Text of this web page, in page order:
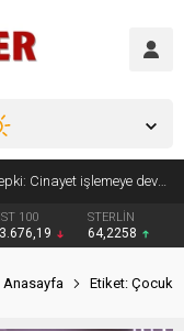
AK Parti’den Netanyahu’ya sert tepki: Cinayet işlemeye devam ediyor
100 STERLİN
64,2258
Anasayfa Etiket: Çocuk